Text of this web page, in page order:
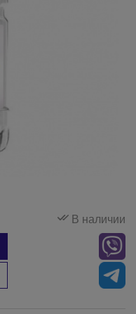
В наличии